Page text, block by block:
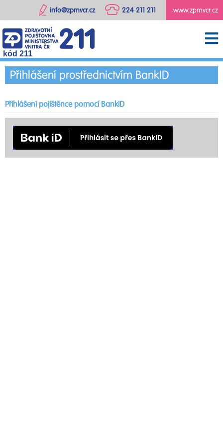
www.zpmvcr.cz
224 211 211
info@zpmvcr.cz
kód 211
Přihlášení prostřednictvím BankID
Přihlášení pojištěnce pomocí BankID